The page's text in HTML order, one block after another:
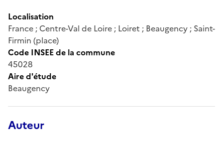
Localisation
France ; Centre-Val de Loire ; Loiret ; Beaugency ; Saint-
Firmin (place)
Code INSEE de la commune
45028
Aire d'étude
Beaugency
Auteur